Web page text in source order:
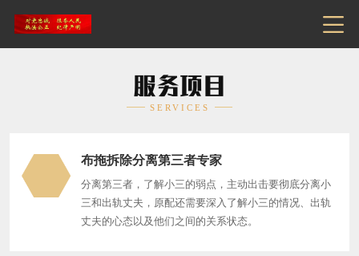
服务项目
SERVICES
布拖拆除分离第三者专家
分离第三者，了解小三的弱点，主动出击要彻底分离小
三和出轨丈夫，原配还需要深入了解小三的情况、出轨
丈夫的心态以及他们之间的关系状态。